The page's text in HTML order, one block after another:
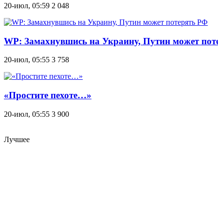
20-июл, 05:59 2 048
WP: Замахнувшись на Украину, Путин может
20-июл, 05:55 3 758
«Простите пехоте…»
20-июл, 05:55 3 900
Лучшее